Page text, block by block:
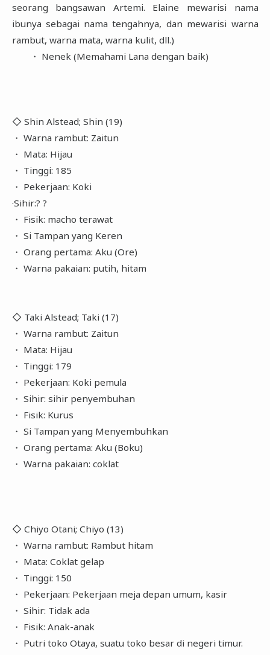
seorang bangsawan Artemi. Elaine mewarisi nama
ibunya sebagai nama tengahnya, dan mewarisi warna
rambut, warna mata, warna kulit, dll.)
・ Nenek (Memahami Lana dengan baik)
◇ Shin Alstead; Shin (19)
・ Warna rambut: Zaitun
・ Mata: Hijau
・ Tinggi: 185
・ Pekerjaan: Koki
·Sihir:? ?
・ Fisik: macho terawat
・ Si Tampan yang Keren
・ Orang pertama: Aku (Ore)
・ Warna pakaian: putih, hitam
◇ Taki Alstead; Taki (17)
・ Warna rambut: Zaitun
・ Mata: Hijau
・ Tinggi: 179
・ Pekerjaan: Koki pemula
・ Sihir: sihir penyembuhan
・ Fisik: Kurus
・ Si Tampan yang Menyembuhkan
・ Orang pertama: Aku (Boku)
・ Warna pakaian: coklat
◇ Chiyo Otani; Chiyo (13)
・ Warna rambut: Rambut hitam
・ Mata: Coklat gelap
・ Tinggi: 150
・ Pekerjaan: Pekerjaan meja depan umum, kasir
・ Sihir: Tidak ada
・ Fisik: Anak-anak
・ Putri toko Otaya, suatu toko besar di negeri timur.